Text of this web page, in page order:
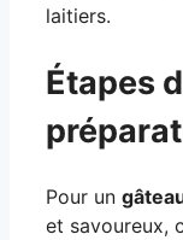
laitiers.
Étapes
Pour un
et savoureux,